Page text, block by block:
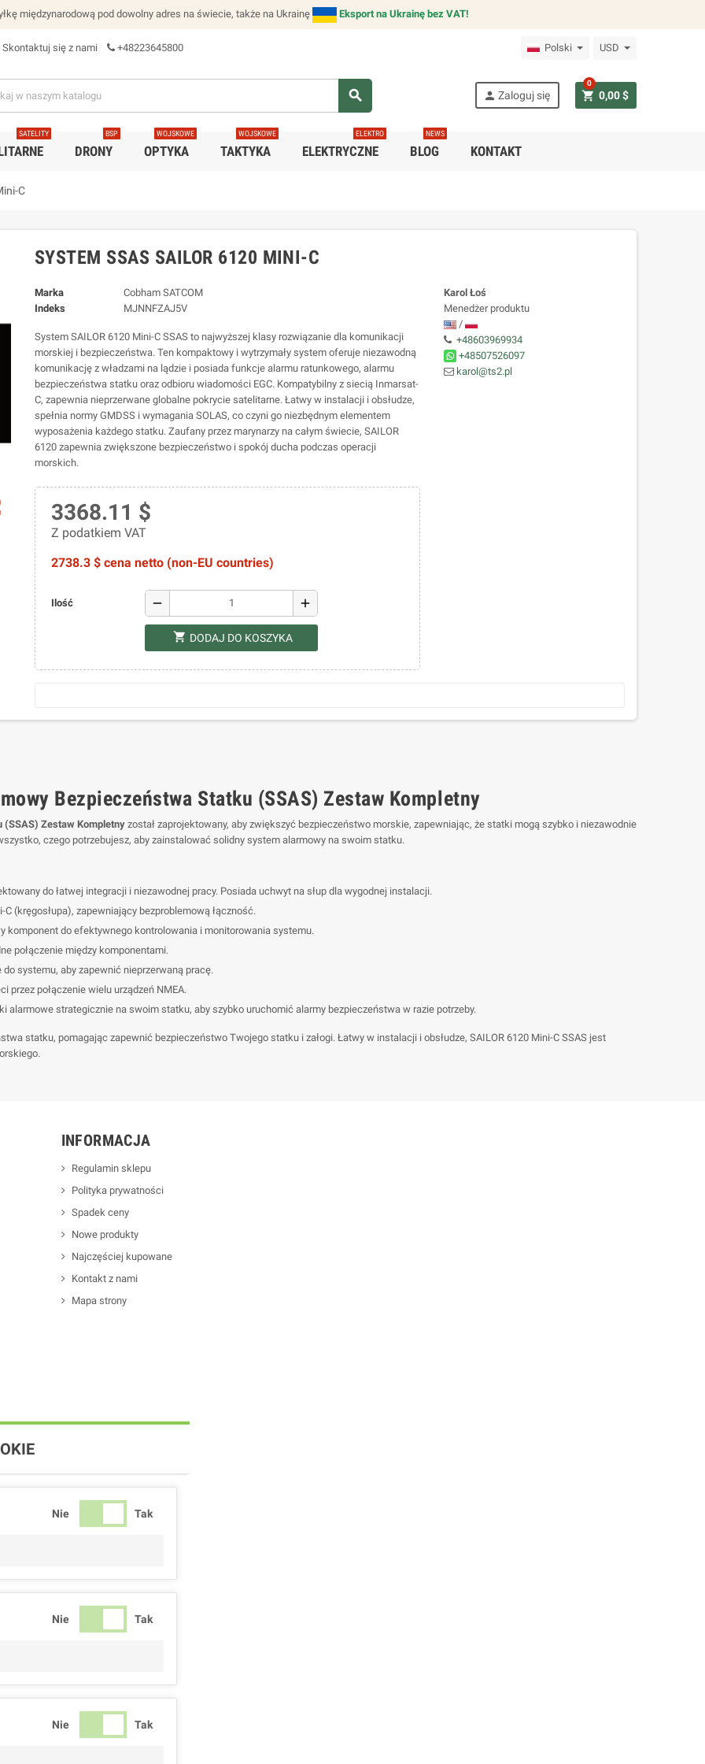
międzynarodową pod dowolny adres na świecie, także na Ukrainę Eksport na Ukrainę bez VAT!
Skontaktuj się z nami +48223645800 Polski USD
search person Zaloguj się shopping_cart 0,00 $
0
SATELITY
DRONY
BSP
OPTYKA
WOJSKOWE
TAKTYKA
WOJSKOWE
ELEKTRYCZNE
ELEKTRO
BLOG
NEWS
KONTAKT
C
SYSTEM SSAS SAILOR 6120 MINI-C
Marka
Cobham SATCOM
Indeks
MJNNFZAJ5V
System SAILOR 6120 Mini-C SSAS to najwyższej klasy rozwiązanie dla komunikacji
morskiej i bezpieczeństwa. Ten kompaktowy i wytrzymały system oferuje niezawodną
komunikację z władzami na lądzie i posiada funkcje alarmu ratunkowego, alarmu
bezpieczeństwa statku oraz odbioru wiadomości EGC. Kompatybilny z siecią Inmarsat-
C, zapewnia nieprzerwane globalne pokrycie satelitarne. Łatwy w instalacji i obsłudze,
spełnia normy GMDSS i wymagania SOLAS, co czyni go niezbędnym elementem
wyposażenia każdego statku. Zaufany przez marynarzy na całym świecie, SAILOR
6120 zapewnia zwiększone bezpieczeństwo i spokój ducha podczas operacji
morskich.
3368.11 $
Z podatkiem VAT
2738.3 $ cena netto (non-EU countries)
Ilość remove add
shopping_cart DODAJ DO KOSZYKA
Karol Łoś
Menedżer produktu
/
+48603969934
+48507526097
karol@ts2.pl
Bezpieczeństwa Statku (SSAS) Zestaw Kompletny
(SSAS) Zestaw Kompletny został zaprojektowany, aby zwiększyć bezpieczeństwo morskie, zapewniając, że statki mogą szybko i niezawodnie
czego potrzebujesz, aby zainstalować solidny system alarmowy na swoim statku.
do łatwej integracji i niezawodnej pracy. Posiada uchwyt na słup dla wygodnej instalacji.
(kręgosłupa), zapewniający bezproblemową łączność.
komponent do efektywnego kontrolowania i monitorowania systemu.
połączenie między komponentami.
systemu, aby zapewnić nieprzerwaną pracę.
przez połączenie wielu urządzeń NMEA.
alarmowe strategicznie na swoim statku, aby szybko uruchomić alarmy bezpieczeństwa w razie potrzeby.
statku, pomagając zapewnić bezpieczeństwo Twojego statku i załogi. Łatwy w instalacji i obsłudze, SAILOR 6120 Mini-C SSAS jest
INFORMACJA
Regulamin sklepu
Polityka prywatności
Spadek ceny
Nowe produkty
Najczęściej kupowane
Kontakt z nami
Mapa strony
Nie Tak
Nie Tak
Nie Tak